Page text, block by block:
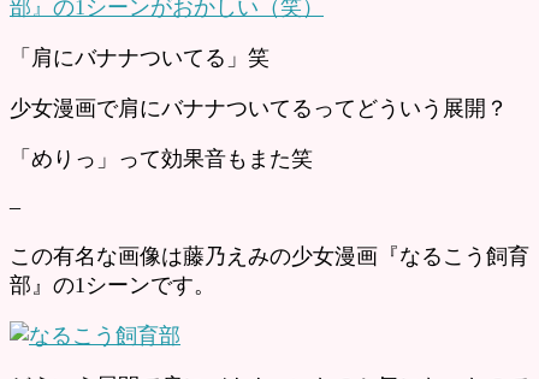
「肩にバナナついてる」笑
少女漫画で肩にバナナついてるってどういう展開？
「めりっ」って効果音もまた笑
–
この有名な画像は藤乃えみの少女漫画『なるこう飼育
部』の1シーンです。